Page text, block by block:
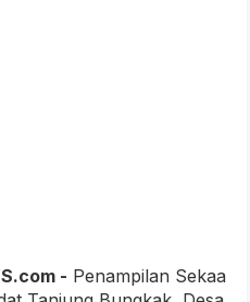
- Penampilan Sekaa